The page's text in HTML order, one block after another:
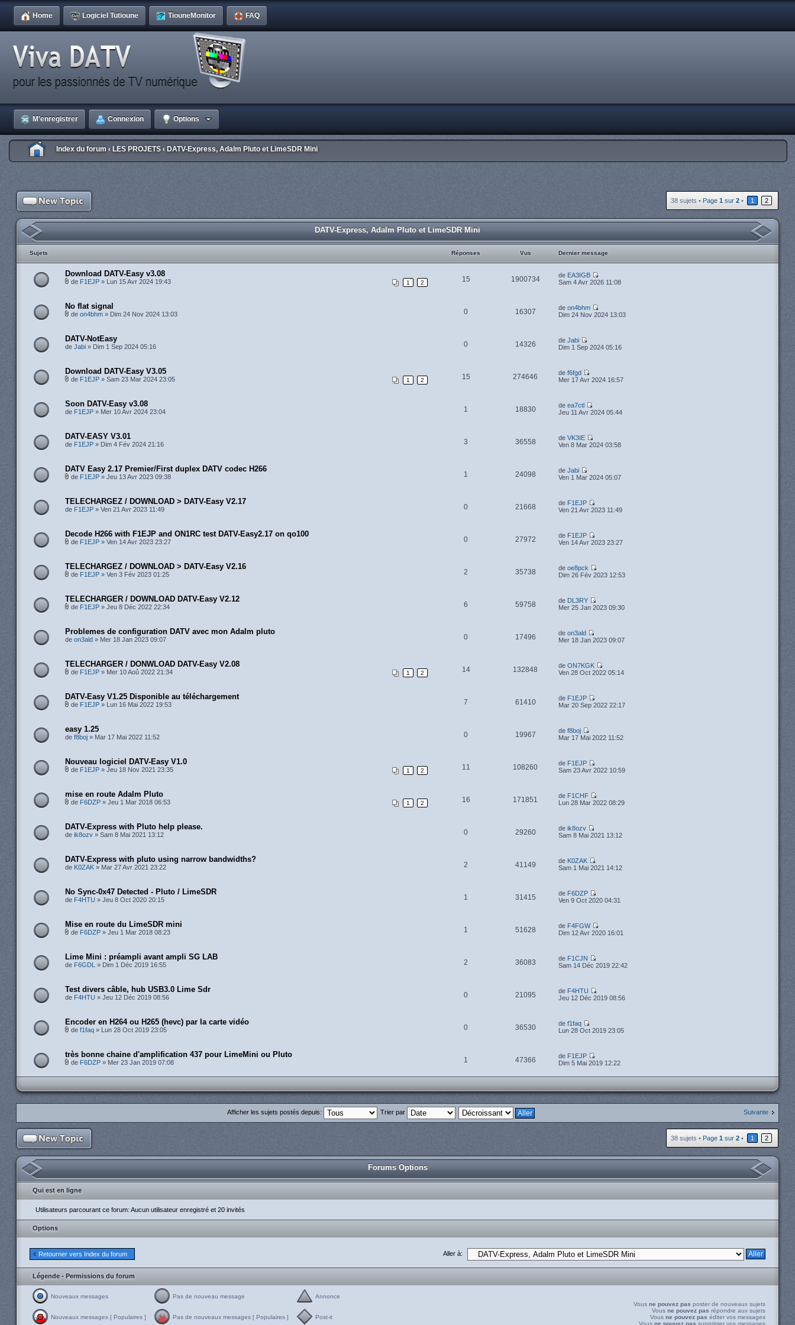
Home Logiciel Tutioune TiouneMonitor FAQ
M’enregistrer Connexion Options
Index du forum ‹ LES PROJETS ‹ DATV-Express, Adalm Pluto et LimeSDR Mini
38 sujets • Page 1 sur 2 • 1 2
DATV-Express, Adalm Pluto et LimeSDR Mini
Sujets Réponses Vus Dernier message
Download DATV-Easy v3.08
1 2
de F1EJP » Lun 15 Avr 2024 19:43 15 1900734 de EA3IGB
Sam 4 Avr 2026 11:08
No flat signal
de on4bhm » Dim 24 Nov 2024 13:03 0 16307 deon4bhm
Dim 24 Nov 2024 13:03
DATV-NotEasy
de Jabi » Dim 1 Sep 2024 05:16 0 14326 deJabi
Dim 1 Sep 2024 05:16
Download DATV-Easy V3.05
1 2
de F1EJP » Sam 23 Mar 2024 23:05 15 274646 def6fgd
Mer 17 Avr 2024 16:57
Soon DATV-Easy v3.08
de F1EJP » Mer 10 Avr 2024 23:04 1 18830 deea7ctl
Jeu 11 Avr 2024 05:44
DATV-EASY V3.01
de F1EJP » Dim 4 Fév 2024 21:16 3 36558 deVK3IE
Ven 8 Mar 2024 03:58
DATV Easy 2.17 Premier/First duplex DATV codec H266
de F1EJP » Jeu 13 Avr 2023 09:38 1 24098 deJabi
Ven 1 Mar 2024 05:07
TELECHARGEZ / DOWNLOAD > DATV-Easy V2.17
de F1EJP » Ven 21 Avr 2023 11:49 0 21668 de F1EJP
Ven 21 Avr 2023 11:49
Decode H266 with F1EJP and ON1RC test DATV-Easy2.17 on qo100
de F1EJP » Ven 14 Avr 2023 23:27 0 27972 de F1EJP
Ven 14 Avr 2023 23:27
TELECHARGEZ / DOWNLOAD > DATV-Easy V2.16
de F1EJP » Ven 3 Fév 2023 01:25 2 35738 deoe8pck
Dim 26 Fév 2023 12:53
TELECHARGER / DOWNLOAD DATV-Easy V2.12
de F1EJP » Jeu 8 Déc 2022 22:34 6 59758 de DL3RY
Mer 25 Jan 2023 09:30
Problemes de configuration DATV avec mon Adalm pluto
de on3ald » Mer 18 Jan 2023 09:07 0 17496 deon3ald
Mer 18 Jan 2023 09:07
TELECHARGER / DONWLOAD DATV-Easy V2.08
1 2
de F1EJP » Mer 10 Aoû 2022 21:34 14 132848 deON7KGK
Ven 28 Oct 2022 05:14
DATV-Easy V1.25 Disponible au téléchargement
de F1EJP » Lun 16 Mai 2022 19:53 7 61410 de F1EJP
Mar 20 Sep 2022 22:17
easy 1.25
de f8boj » Mar 17 Mai 2022 11:52 0 19967 def8boj
Mar 17 Mai 2022 11:52
Nouveau logiciel DATV-Easy V1.0
1 2
de F1EJP » Jeu 18 Nov 2021 23:35 11 108260 de F1EJP
Sam 23 Avr 2022 10:59
mise en route Adalm Pluto
1 2
de F6DZP » Jeu 1 Mar 2018 06:53 16 171851 de F1CHF
Lun 28 Mar 2022 08:29
DATV-Express with Pluto help please.
de ik8ozv » Sam 8 Mai 2021 13:12 0 29260 deik8ozv
Sam 8 Mai 2021 13:12
DATV-Express with pluto using narrow bandwidths?
de K0ZAK » Mar 27 Avr 2021 23:22 2 41149 de K0ZAK
Sam 1 Mai 2021 14:12
No Sync-0x47 Detected - Pluto / LimeSDR
de F4HTU » Jeu 8 Oct 2020 20:15 1 31415 de F6DZP
Ven 9 Oct 2020 04:31
Mise en route du LimeSDR mini
de F6DZP » Jeu 1 Mar 2018 08:23 1 51628 de F4FGW
Dim 12 Avr 2020 16:01
Lime Mini : préampli avant ampli SG LAB
de F6GDL » Dim 1 Déc 2019 16:55 2 36083 de F1CJN
Sam 14 Déc 2019 22:42
Test divers câble, hub USB3.0 Lime Sdr
de F4HTU » Jeu 12 Déc 2019 08:56 0 21095 de F4HTU
Jeu 12 Déc 2019 08:56
Encoder en H264 ou H265 (hevc) par la carte vidéo
de f1faq » Lun 28 Oct 2019 23:05 0 36530 def1faq
Lun 28 Oct 2019 23:05
très bonne chaine d'amplification 437 pour LimeMini ou Pluto
de F6DZP » Mer 23 Jan 2019 07:08 1 47366 de F1EJP
Dim 5 Mai 2019 12:22
Suivante
Afficher les sujets postés depuis: Trier par
38 sujets • Page 1 sur 2 • 1 2
Forums Options
Qui est en ligne
Utilisateurs parcourant ce forum: Aucun utilisateur enregistré et 20 invités
Options
Retourner vers Index du forum Aller à:
Légende - Permissions du forum
Nouveaux messages Pas de nouveau message Annonce
Nouveaux messages [ Populaires ] Pas de nouveaux messages [ Populaires ] Post-it
Vous ne pouvez pas poster de nouveaux sujets
Vous ne pouvez pas répondre aux sujets
Vous ne pouvez pas éditer vos messages
Vous ne pouvez pas supprimer vos messages